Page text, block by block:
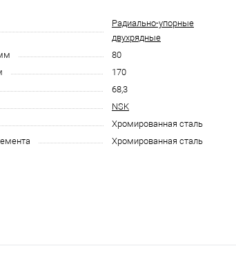
Радиально-упорные
двухрядные
80
170
68,3
NSK
Хромированная сталь
Хромированная сталь